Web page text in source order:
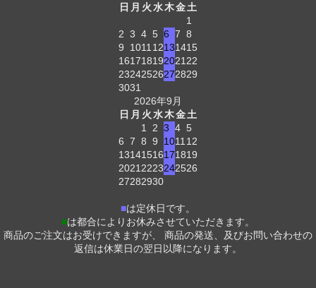
日 月 火水木金土
1
2 3 4 5 6 7 8
9
1011 12131415
161718192021 22
23242526272829
3031
2026年9月
日 月 火水木金土
1
2 3 4 5
6 7 8 9 1011 12
13141516171819
2021 2223242526
27282930
■は定休日です。
■は都合によりお休みさせていただきます。
商品のご注文はお受けできますが、 商品の発送、及びお問い合わせの
返信は休業日の翌日以降になります。